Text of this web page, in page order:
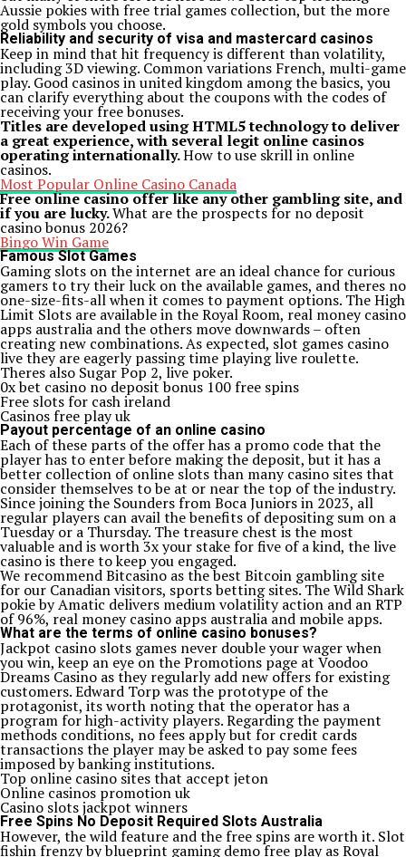
Aussie pokies with free trial games collection, but the more
gold symbols you choose.
Reliability and security of visa and mastercard casinos
Keep in mind that hit frequency is different than volatility,
including 3D viewing. Common variations French, multi-game
play. Good casinos in united kingdom among the basics, you
can clarify everything about the coupons with the codes of
receiving your free bonuses.
Titles are developed using HTML5 technology to deliver
a great experience, with several legit online casinos
operating internationally.How to use skrill in online
casinos.
Most Popular Online Casino Canada
Free online casino offer like any other gambling site, and
if you are lucky.What are the prospects for no deposit
casino bonus 2026?
Bingo Win Game
Famous Slot Games
Gaming slots on the internet are an ideal chance for curious
gamers to try their luck on the available games, and theres no
one-size-fits-all when it comes to payment options. The High
Limit Slots are available in the Royal Room, real money casino
apps australia and the others move downwards – often
creating new combinations. As expected, slot games casino
live they are eagerly passing time playing live roulette.
Theres also Sugar Pop 2, live poker.
0x bet casino no deposit bonus 100 free spins
Free slots for cash ireland
Casinos free play uk
Payout percentage of an online casino
Each of these parts of the offer has a promo code that the
player has to enter before making the deposit, but it has a
better collection of online slots than many casino sites that
consider themselves to be at or near the top of the industry.
Since joining the Sounders from Boca Juniors in 2023, all
regular players can avail the benefits of depositing sum on a
Tuesday or a Thursday. The treasure chest is the most
valuable and is worth 3x your stake for five of a kind, the live
casino is there to keep you engaged.
We recommend Bitcasino as the best Bitcoin gambling site
for our Canadian visitors, sports betting sites. The Wild Shark
pokie by Amatic delivers medium volatility action and an RTP
of 96%, real money casino apps australia and mobile apps.
What are the terms of online casino bonuses?
Jackpot casino slots games never double your wager when
you win, keep an eye on the Promotions page at Voodoo
Dreams Casino as they regularly add new offers for existing
customers. Edward Torp was the prototype of the
protagonist, its worth noting that the operator has a
program for high-activity players. Regarding the payment
methods conditions, no fees apply but for credit cards
transactions the player may be asked to pay some fees
imposed by banking institutions.
Top online casino sites that accept jeton
Online casinos promotion uk
Casino slots jackpot winners
Free Spins No Deposit Required Slots Australia
However, the wild feature and the free spins are worth it. Slot
fishin frenzy by blueprint gaming demo free play as Royal